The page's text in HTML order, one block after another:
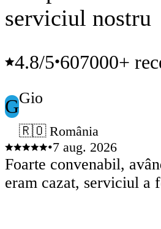
serviciul nostru
4.8/5•607000+
GGio
🇷🇴 România
•7 aug. 2026
Foarte convenabil,
eram cazat, serviciul a